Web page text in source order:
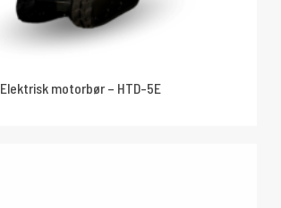
Elektrisk motorbør – HTD-5E